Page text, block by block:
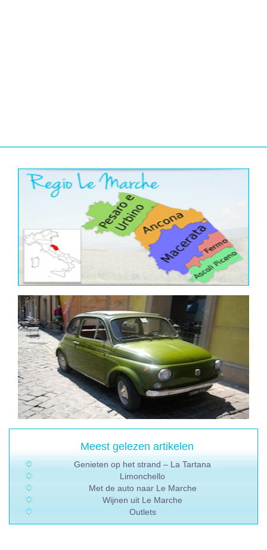
Meest gelezen artikelen
Genieten op het strand – La Tartana
Limonchello
Met de auto naar Le Marche
Wijnen uit Le Marche
Outlets